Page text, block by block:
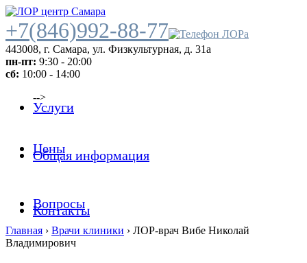
+7(846)992-88-77
443008, г. Самара, ул. Физкультурная, д. 31а
пн-пт: 9:30 - 20:00
сб: 10:00 - 14:00
-->
Услуги
Цены
Общая информация
Вопросы
Контакты
Главная › Врачи клиники › ЛОР-врач Вибе Николай
Владимирович